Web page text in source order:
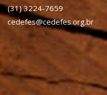
(31) 3224-7659
cedefes@cedefes.org.br